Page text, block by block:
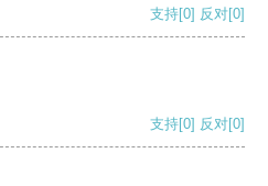
支持[0] 反对[0]
支持[0] 反对[0]